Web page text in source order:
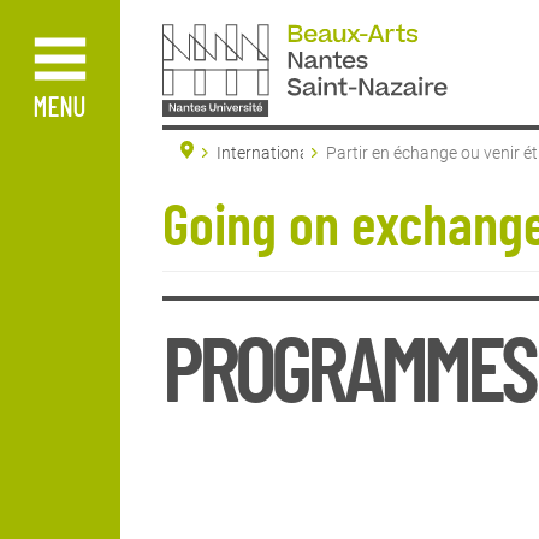
contenu
principal
MENU
International
Partir en échange ou venir
Going on
PROGRAMMES